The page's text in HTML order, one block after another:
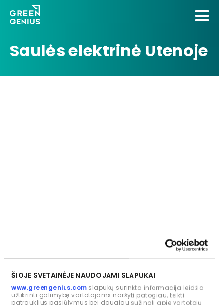
ŠIOJE SVETAINĖJE NAUDOJAMI SLAPUKAI
www.greengenius.com slapukų surinkta informacija leidžia
užtikrinti galimybę vartotojams naršyti patogiau, teikti
patrauklius pasiūlymus bei daugiau sužinoti apie vartotojų
Saulės elektrinė Utenoje